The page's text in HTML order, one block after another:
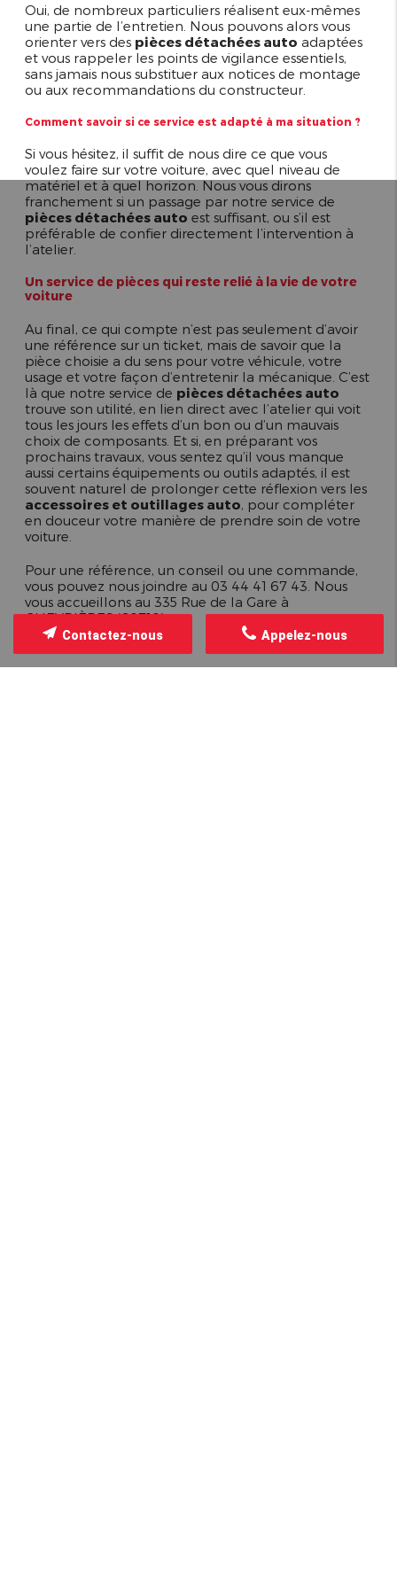
Oui, de nombreux particuliers réalisent eux-mêmes
une partie de l’entretien. Nous pouvons alors vous
orienter vers des pièces détachées auto adaptées
et vous rappeler les points de vigilance essentiels,
sans jamais nous substituer aux notices de montage
ou aux recommandations du constructeur.
Comment savoir si ce service est adapté à ma situation ?
Si vous hésitez, il suffit de nous dire ce que vous
voulez faire sur votre voiture, avec quel niveau de
matériel et à quel horizon. Nous vous dirons
franchement si un passage par notre service de
pièces détachées auto est suffisant, ou s’il est
préférable de confier directement l’intervention à
l’atelier.
Un service de pièces qui reste relié à la vie de votre
voiture
Au final, ce qui compte n’est pas seulement d’avoir
une référence sur un ticket, mais de savoir que la
pièce choisie a du sens pour votre véhicule, votre
usage et votre façon d’entretenir la mécanique. C’est
là que notre service de pièces détachées auto
trouve son utilité, en lien direct avec l’atelier qui voit
tous les jours les effets d’un bon ou d’un mauvais
choix de composants. Et si, en préparant vos
prochains travaux, vous sentez qu’il vous manque
aussi certains équipements ou outils adaptés, il est
souvent naturel de prolonger cette réflexion vers les
accessoires et outillages auto, pour compléter
en douceur votre manière de prendre soin de votre
voiture.
Pour une référence, un conseil ou une commande,
vous pouvez nous joindre au 03 44 41 67 43. Nous
vous accueillons au 335 Rue de la Gare à
CHEVRIÈRES (60710).
Appelez-nous
Contactez-nous